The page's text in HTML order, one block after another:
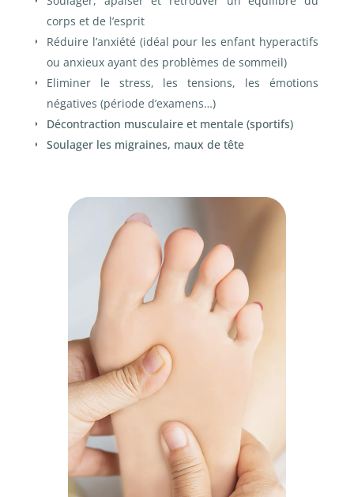
corps et de l’esprit
Réduire l’anxiété (idéal pour les enfant hyperactifs
ou anxieux ayant des problèmes de sommeil)
Eliminer le stress, les tensions, les émotions
négatives (période d’examens…)
Décontraction musculaire et mentale (sportifs)
Soulager les migraines, maux de tête